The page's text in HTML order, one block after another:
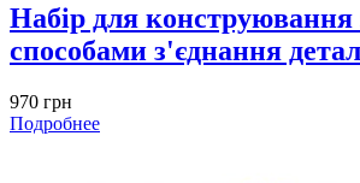
Набір для конструювання
способами з'єднання
970 грн
Подробнее